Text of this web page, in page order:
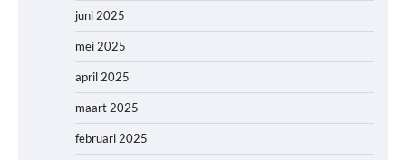
juni 2025
mei 2025
april 2025
maart 2025
februari 2025